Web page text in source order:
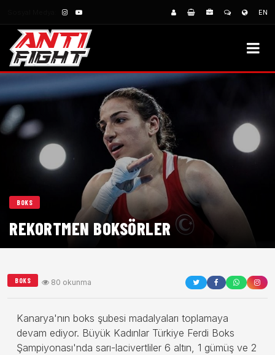
EN
BOKS
REKORTMEN BOKSÖRLER
BOKS 80 okunma
Kanarya'nın boks şubesi madalyaları toplamaya
devam ediyor. Büyük Kadınlar Türkiye Ferdi Boks
Şampiyonası'nda sarı-lacivertliler 6 altın, 1 gümüş ve 2